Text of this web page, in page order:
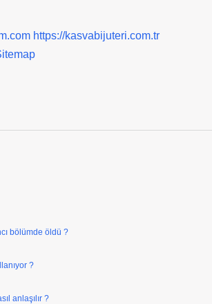
https://kasvabijuteri.com.tr
bölümde öldü ?
?
anlaşılır ?